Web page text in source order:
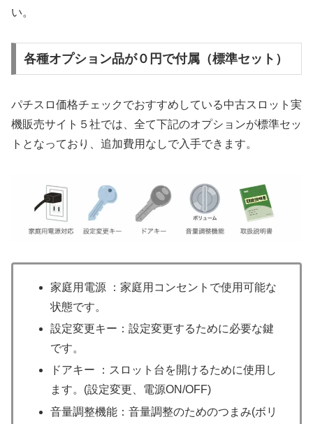
い。
各種オプション品が０円で付属（標準セット）
パチスロ価格チェックでおすすめしている中古スロット実
機販売サイト５社では、全て下記のオプションが標準セッ
トとなっており、追加費用なしで入手できます。
家庭用電源 ：家庭用コンセントで使用可能な
状態です。
設定変更キー：設定変更するために必要な鍵
です。
ドアキー ：スロット台を開けるために使用し
ます。(設定変更、電源ON/OFF)
音量調整機能：音量調整のためのつまみ(ボリ